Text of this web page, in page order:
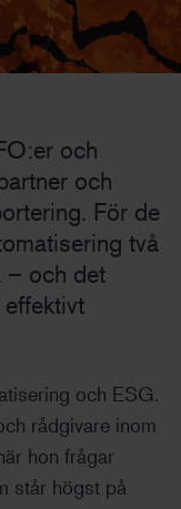
och
och
För de
två
– och det
och ESG.
rådgivare inom
hon frågar
står högst på